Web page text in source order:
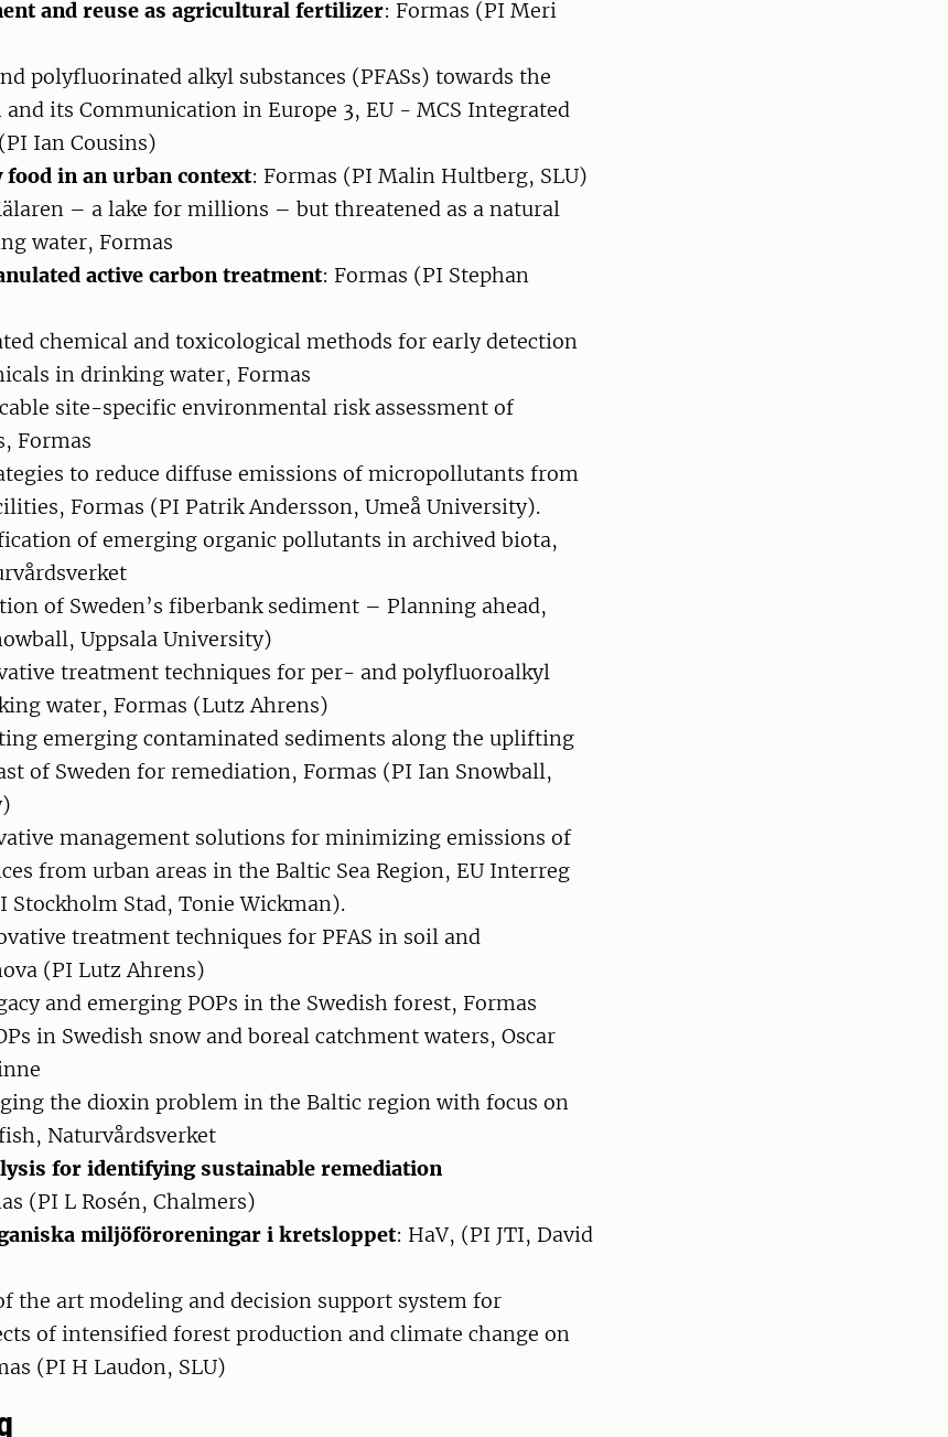
and reuse as agricultural fertilizer: Formas (PI Meri
polyfluorinated alkyl substances (PFASs) towards the
and its Communication in Europe 3, EU - MCS Integrated
Ian Cousins)
food in an urban context: Formas (PI Malin Hultberg, SLU)
– a lake for millions – but threatened as a natural
water, Formas
active carbon treatment: Formas (PI Stephan
chemical and toxicological methods for early detection
in drinking water, Formas
site-specific environmental risk assessment of
Formas
to reduce diffuse emissions of micropollutants from
Formas (PI Patrik Andersson, Umeå University).
of emerging organic pollutants in archived biota,
of Sweden’s fiberbank sediment – Planning ahead,
Uppsala University)
treatment techniques for per- and polyfluoroalkyl
water, Formas (Lutz Ahrens)
emerging contaminated sediments along the uplifting
of Sweden for remediation, Formas (PI Ian Snowball,
management solutions for minimizing emissions of
from urban areas in the Baltic Sea Region, EU Interreg
Stockholm Stad, Tonie Wickman).
treatment techniques for PFAS in soil and
(PI Lutz Ahrens)
and emerging POPs in the Swedish forest, Formas
in Swedish snow and boreal catchment waters, Oscar
the dioxin problem in the Baltic region with focus on
Naturvårdsverket
for identifying sustainable remediation
(PI L Rosén, Chalmers)
miljöföroreningar i kretsloppet: HaV, (PI JTI, David
the art modeling and decision support system for
of intensified forest production and climate change on
(PI H Laudon, SLU)